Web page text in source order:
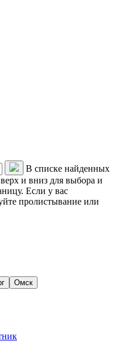
В списке найденных
и вниз для выбора и
Если у вас
пролистывание или
Омск